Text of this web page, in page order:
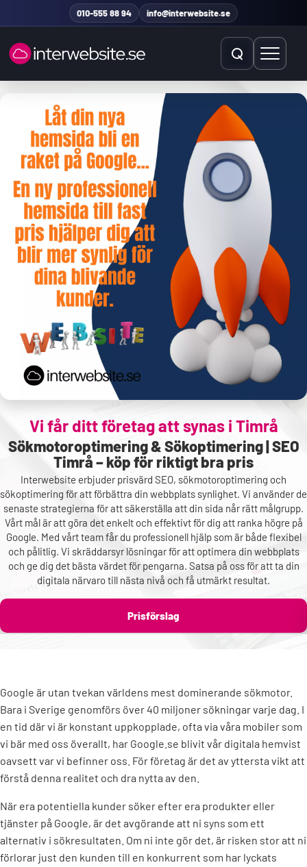
Hoppa till innehåll010-555 88 94 info@interwebsite.se
Öppna sökÖppna
Sök på hela sidan
Sök efter:
Vi får ditt företag att synas i Timrå
Sökmotoroptimering & Sökoptimering | SEO
Timrå – köp för riktigt bra pris
Interwebsite erbjuder prisvärd SEO, sökmotoroptimering och
sökoptimering för att förbättra din webbplats synlighet. Vi använder de
senaste strategierna för att säkerställa att din sida når rätt målgrupp.
Vårt mål är att göra det enkelt och effektivt för dig att ranka högre på
Google. Med vårt team får du professionell hjälp som är både flexibel
och pålitlig. Vi skräddarsyr lösningar för att optimera din webbplats
och ge dig det bästa värdet för pengarna. Satsa på oss för att ta din
digitala närvaro till nästa nivå och få utmärkt resultat.
Prisförslag
Google är utan tvekan världens mest dominerande sökmotor.
Bara i Sverige genomförs över 40 miljoner sökningar varje dag. I
en tid där vi är konstant uppkopplade, ofta via våra mobiler som
vi bär med oss överallt, har Google.se blivit vår digitala hemvist
oavsett var vi befinner oss. För företag är det av yttersta vikt att
förstå denna realitet och dra nytta av den.
När era potentiella kunder söker efter era produkter eller
tjänster på Google, är det avgörande att ni syns som ett
alternativ i sökresultaten. Om ni inte gör det, är risken stor att ni
förlorar just den kunden till en konkurrent som har lyckats